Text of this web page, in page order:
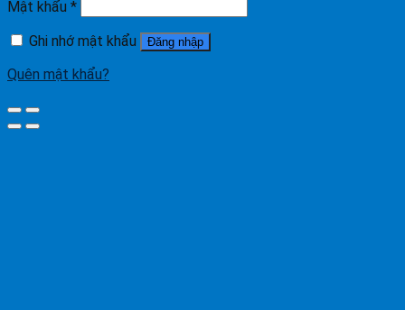
Mật khẩu *
Ghi nhớ mật khẩu
Đăng nhập
Quên mật khẩu?